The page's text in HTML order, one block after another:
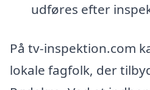
udføres efter
På tv-inspektion.com
lokale fagfolk, der